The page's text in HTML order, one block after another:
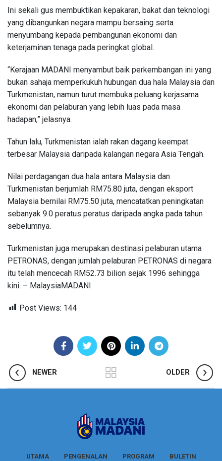
Ini sekali gus membuktikan kepakaran, bakat dan teknologi
yang dibangunkan negara mampu bersaing serta
menyumbang kepada pembangunan ekonomi dan
keterjaminan tenaga pada peringkat global.
“Kerajaan MADANI menyambut baik perkembangan ini yang
bukan sahaja memperkukuh hubungan dua hala Malaysia dan
Turkmenistan, namun turut membuka peluang kerjasama
ekonomi dan pelaburan yang lebih luas pada masa
hadapan,” jelasnya.
Tahun lalu, Turkmenistan ialah rakan dagang keempat
terbesar Malaysia daripada kalangan negara Asia Tengah.
Nilai perdagangan dua hala antara Malaysia dan
Turkmenistan berjumlah RM75.80 juta, dengan eksport
Malaysia bernilai RM75.50 juta, mencatatkan peningkatan
sebanyak 9.0 peratus peratus daripada angka pada tahun
sebelumnya.
Turkmenistan juga merupakan destinasi pelaburan utama
PETRONAS, dengan jumlah pelaburan PETRONAS di negara
itu telah mencecah RM52.73 bilion sejak 1996 sehingga
kini. – MalaysiaMADANI
Post Views: 144
NEWER OLDER
UTAMA PENGENALAN PROGRAM BULETIN